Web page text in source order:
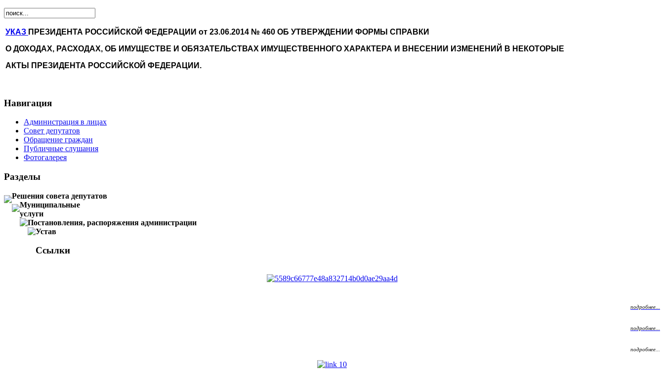
УКАЗ ПРЕЗИДЕНТА РОССИЙСКОЙ ФЕДЕРАЦИИ от 23.06.2014 № 460 ОБ УТВЕРЖДЕНИИ ФОРМЫ СПРАВКИ
О ДОХОДАХ, РАСХОДАХ, ОБ ИМУЩЕСТВЕ И ОБЯЗАТЕЛЬСТВАХ ИМУЩЕСТВЕННОГО ХАРАКТЕРА И ВНЕСЕНИИ ИЗМЕНЕНИЙ В НЕКОТОРЫЕ
АКТЫ ПРЕЗИДЕНТА РОССИЙСКОЙ ФЕДЕРАЦИИ.
Навигация
Администрация в лицах
Совет депутатов
Обращение граждан
Публичные слушания
Фотогалерея
Разделы
Решения совета депутатов
Муниципальные
услуги
Постановления, распоряжения администрации
Устав
Ссылки
подробнее...
подробнее...
подробнее...